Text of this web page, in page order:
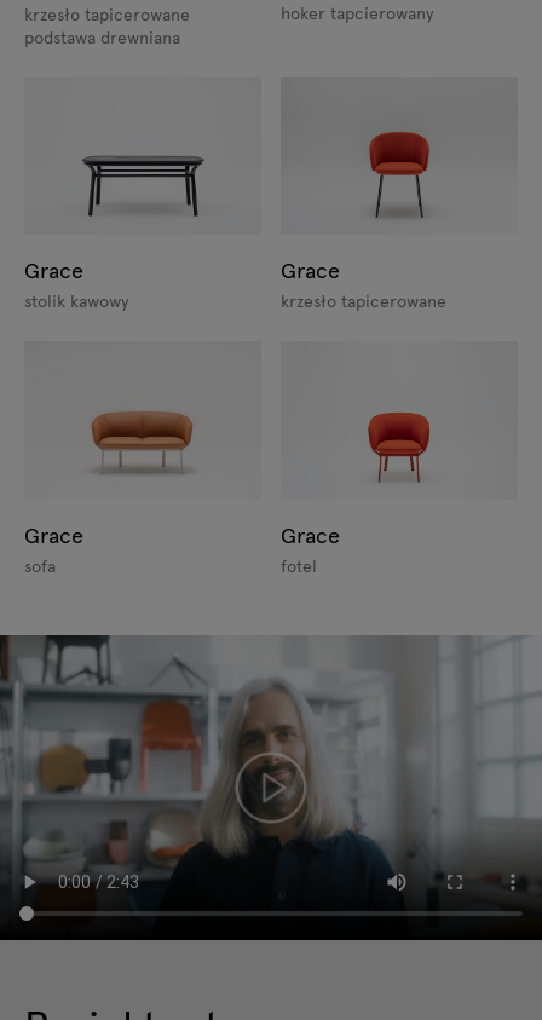
krzesło tapicerowane
podstawa drewniana
hoker tapcierowany
Grace
stolik kawowy
Grace
krzesło tapicerowane
Grace
sofa
Grace
fotel